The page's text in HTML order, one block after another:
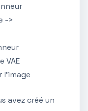
->
VAE
l'image
avez créé un